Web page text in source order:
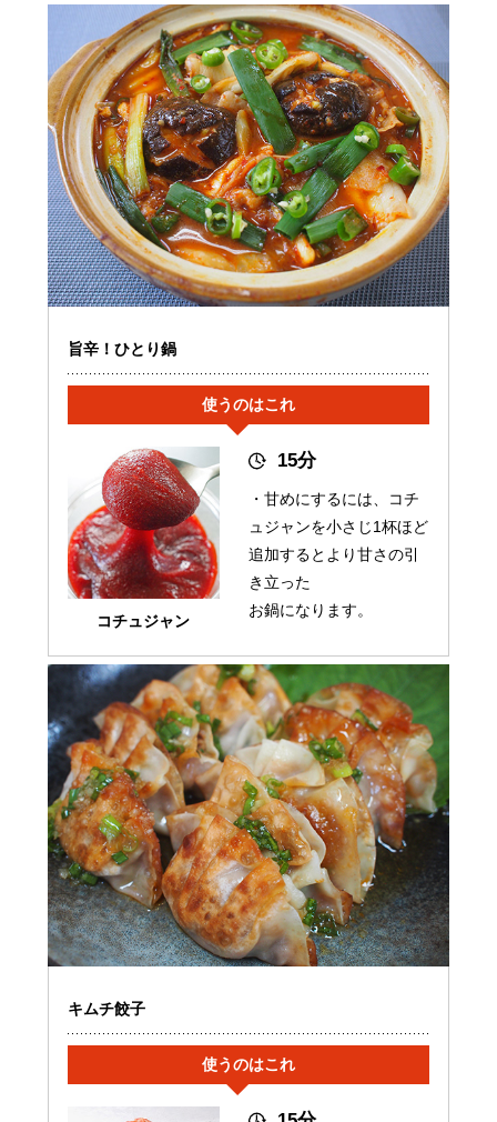
旨辛！ひとり鍋
使うのはこれ
コチュジャン
15分
・甘めにするには、コチ
ュジャンを小さじ1杯ほど
追加するとより甘さの引
き立った
お鍋になります。
キムチ餃子
使うのはこれ